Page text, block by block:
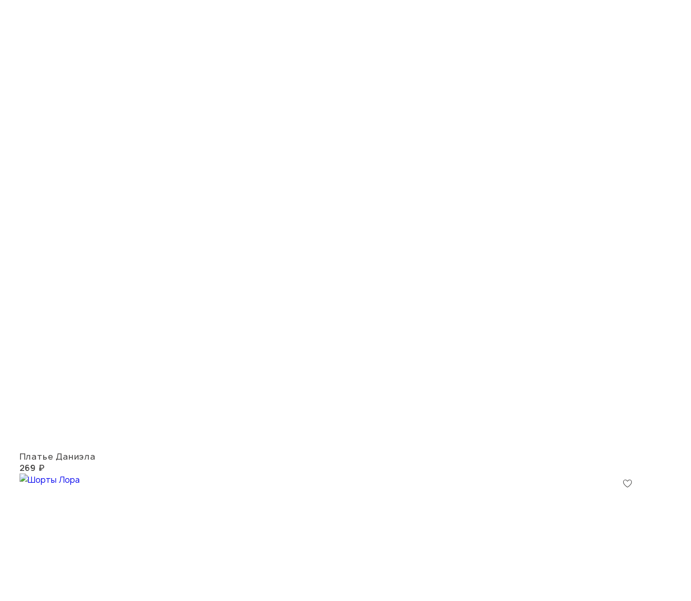
Платье Даниэла
269 ₽